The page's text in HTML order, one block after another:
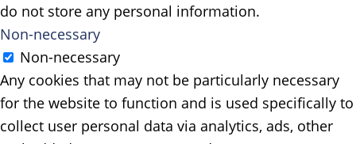
do not store any personal information.
Non-necessary
Non-necessary
Any cookies that may not be particularly necessary
for the website to function and is used specifically to
collect user personal data via analytics, ads, other